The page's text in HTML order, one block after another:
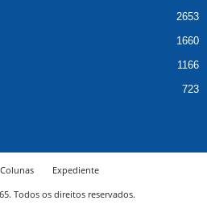
2653
1660
1166
723
Colunas
Expediente
Todos os direitos reservados.